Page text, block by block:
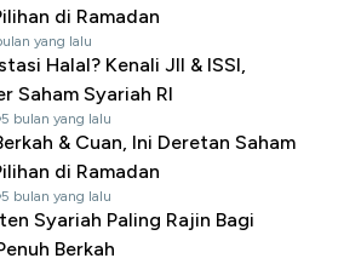
di Ramadan
yang lalu
Halal? Kenali JII & ISSI,
Saham Syariah RI
5 bulan yang lalu
& Cuan, Ini Deretan Saham
di Ramadan
5 bulan yang lalu
Syariah Paling Rajin Bagi
Berkah